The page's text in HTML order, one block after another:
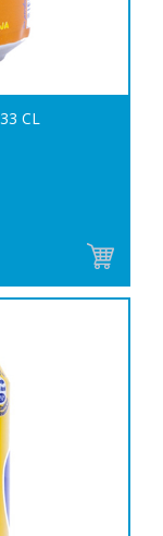
CL